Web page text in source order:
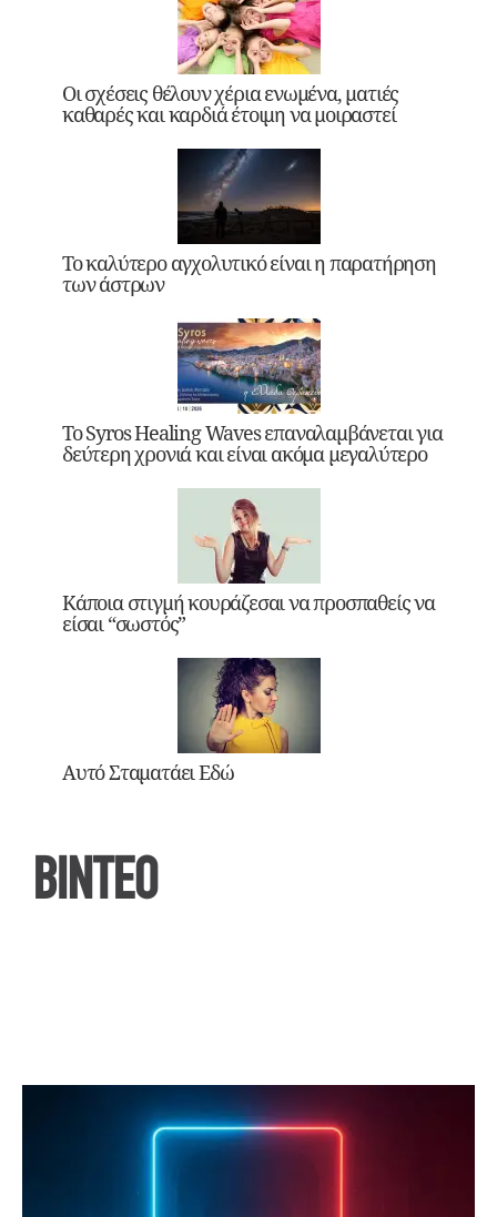
Οι σχέσεις θέλουν χέρια ενωμένα, ματιές
καθαρές και καρδιά έτοιμη να μοιραστεί
Το καλύτερο αγχολυτικό είναι η παρατήρηση
των άστρων
Το Syros Healing Waves επαναλαμβάνεται για
δεύτερη χρονιά και είναι ακόμα μεγαλύτερο
Κάποια στιγμή κουράζεσαι να προσπαθείς να
είσαι “σωστός”
Αυτό Σταματάει Εδώ
ΒΙΝΤΕΟ